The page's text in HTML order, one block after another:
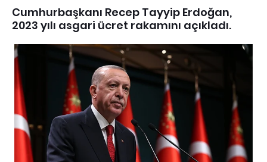
Cumhurbaşkanı Recep Tayyip Erdoğan,
2023 yılı asgari ücret rakamını açıkladı.